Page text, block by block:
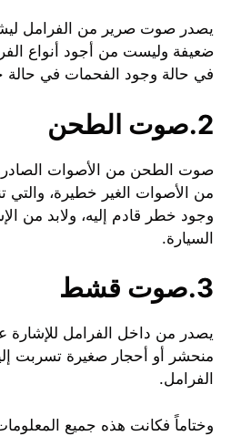
يصدر صوت صرير من الفرامل
ضعيفة وليست من أجود أنواع
في حالة وجود الفحمات في حالة
2.صوت الطحن
صوت الطحن من الأصوات
من الأصوات الغير خطيرة، والتي
وجود خطر قادم إليه، ولابد من
السيارة.
3.صوت قشط
يصدر من داخل الفرامل
منحشر أو أحجار صغيرة تسربت
الفرامل.
وختاماً فكانت هذه جميع المعلومات